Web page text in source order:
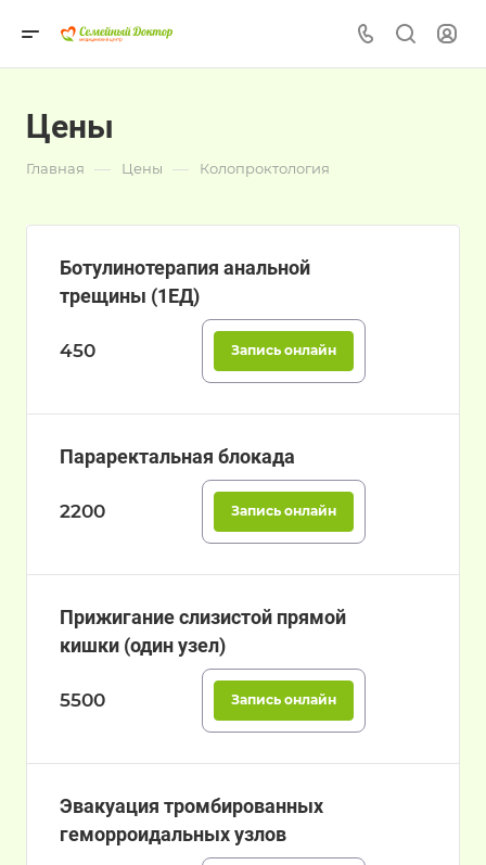
Цены
Главная — Цены — Колопроктология
Ботулинотерапия анальной
трещины (1ЕД)
450 Запись онлайн
Параректальная блокада
2200 Запись онлайн
Прижигание слизистой прямой
кишки (один узел)
5500 Запись онлайн
Эвакуация тромбированных
геморроидальных узлов